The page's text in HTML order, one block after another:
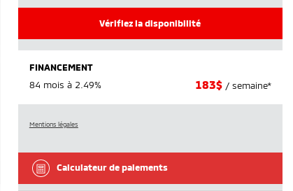
Vérifiez la disponibilité
FINANCEMENT
84 mois à 2.49%
183$ / semaine*
Mentions légales
Calculateur de paiements